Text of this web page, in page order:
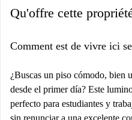
Qu'offre cette
Comment est de vivre ici
¿Buscas un piso cómodo, bien
desde el primer día? Este
perfecto para estudiantes y
sin renunciar a una excelente